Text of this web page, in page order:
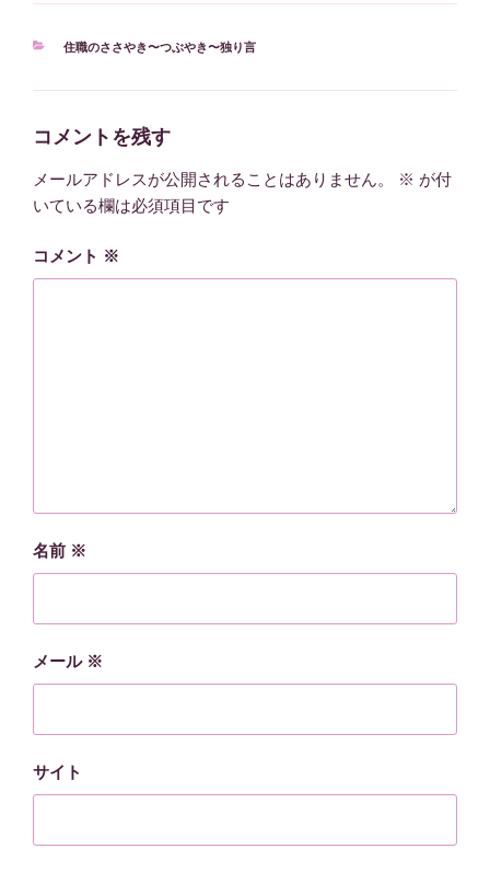
カ
住職のささやき〜つぶやき〜独り言
コメントを残す
メールアドレスが公開されることはありません。 ※ が付
いている欄は必須項目です
コメント ※
名前 ※
メール ※
サイト